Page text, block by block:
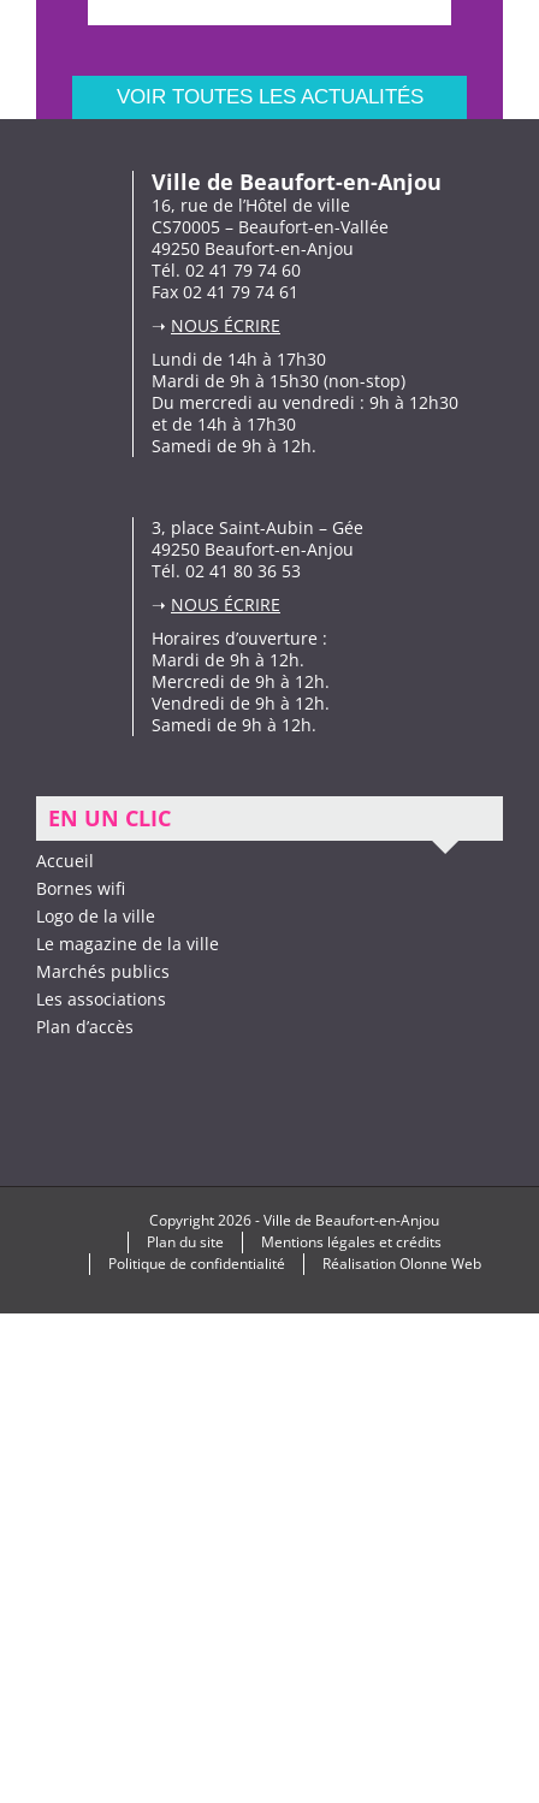
VOIR TOUTES LES ACTUALITÉS
Ville de Beaufort-en-Anjou
16, rue de l’Hôtel de ville
CS70005 – Beaufort-en-Vallée
49250 Beaufort-en-Anjou
Tél. 02 41 79 74 60
Fax 02 41 79 74 61
➝ NOUS ÉCRIRE
Lundi de 14h à 17h30
Mardi de 9h à 15h30 (non-stop)
Du mercredi au vendredi : 9h à 12h30
et de 14h à 17h30
Samedi de 9h à 12h.
3, place Saint-Aubin – Gée
49250 Beaufort-en-Anjou
Tél. 02 41 80 36 53
➝ NOUS ÉCRIRE
Horaires d’ouverture :
Mardi de 9h à 12h.
Mercredi de 9h à 12h.
Vendredi de 9h à 12h.
Samedi de 9h à 12h.
EN UN CLIC
Accueil
Bornes wifi
Logo de la ville
Le magazine de la ville
Marchés publics
Les associations
Plan d’accès
Copyright2026 -Ville de Beaufort-en-Anjou
Plan du site
Mentions légales et crédits
Politique de confidentialité
RéalisationOlonne Web